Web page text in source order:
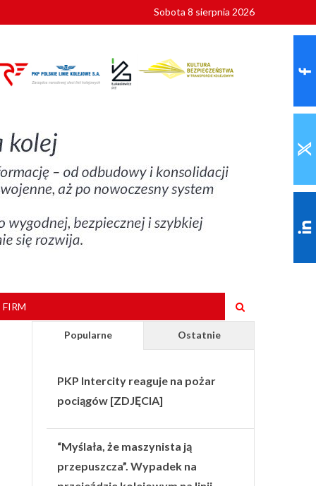
Sobota 8 sierpnia 2026
Popularne Ostatnie
PKP Intercity reaguje na pożar
pociągów [ZDJĘCIA]
“Myślała, że maszynista ją
przepuszcza”. Wypadek na